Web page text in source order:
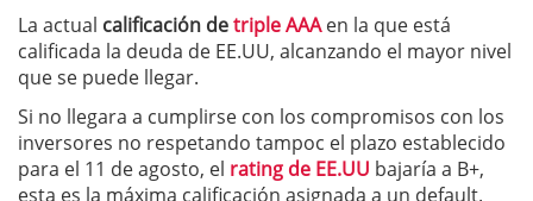
La actual calificación detriple AAA en la que está
calificada la deuda de EE.UU, alcanzando el mayor nivel
que se puede llegar.
Si no llegara a cumplirse con los compromisos con los
inversores no respetando tampoc el plazo establecido
para el 11 de agosto, el rating de EE.UU bajaría a B+,
esta es la máxima calificación asignada a un default.